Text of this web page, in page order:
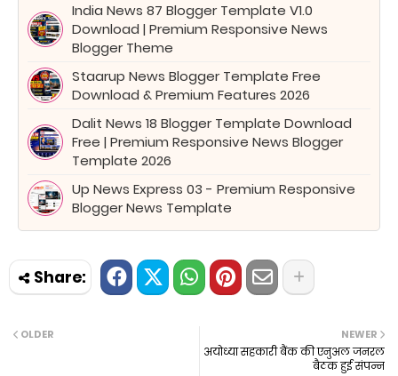
India News 87 Blogger Template V1.0
Download | Premium Responsive News
Blogger Theme
Staarup News Blogger Template Free
Download & Premium Features 2026
Dalit News 18 Blogger Template Download
Free | Premium Responsive News Blogger
Template 2026
Up News Express 03 - Premium Responsive
Blogger News Template
NEWER
अयोध्या सहकारी बैंक की एनुअल जनरल
बैठक हुई संपन्न
OLDER